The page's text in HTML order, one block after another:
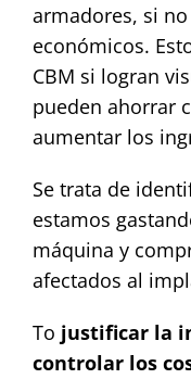
armadores, si
económicos.
CBM si logran
pueden ahorrar
aumentar los
Se trata de
estamos
máquina y
afectados al
To justificar la
controlar los